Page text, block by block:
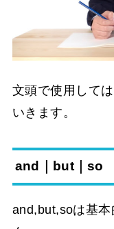
文頭で使用して
いきます。
and｜but｜so
and,but,soは基